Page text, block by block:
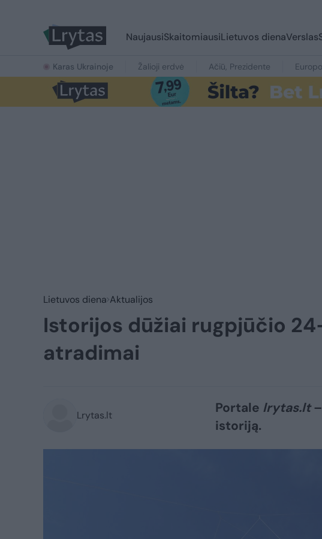
NaujausiSkaitomiausiLietuvos dienaVerslas
Karas Ukrainoje Žalioji erdvė Ačiū, Prezidente
Lietuvos diena Aktualijos
Istorijos dūžiai rugpjūčio
atradimai
Lrytas.lt Portale lrytas.lt
istoriją.